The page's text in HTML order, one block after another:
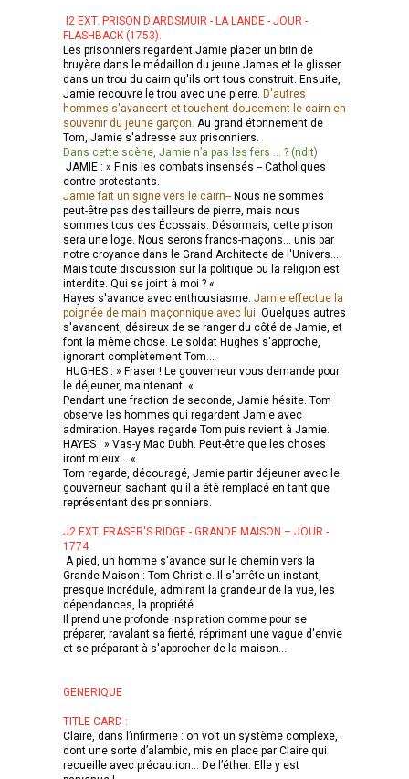
I2 EXT. PRISON D'ARDSMUIR - LA LANDE - JOUR -
FLASHBACK (1753).
Les prisonniers regardent Jamie placer un brin de
bruyère dans le médaillon du jeune James et le glisser
dans un trou du cairn qu'ils ont tous construit. Ensuite,
Jamie recouvre le trou avec une pierre. D'autres
hommes s'avancent et touchent doucement le cairn en
souvenir du jeune garçon. Au grand étonnement de
Tom, Jamie s'adresse aux prisonniers.
Dans cette scène, Jamie n’a pas les fers … ? (ndlt)
JAMIE : » Finis les combats insensés -- Catholiques
contre protestants.
Jamie fait un signe vers le cairn-- Nous ne sommes
peut-être pas des tailleurs de pierre, mais nous
sommes tous des Écossais. Désormais, cette prison
sera une loge. Nous serons francs-maçons... unis par
notre croyance dans le Grand Architecte de l'Univers...
Mais toute discussion sur la politique ou la religion est
interdite. Qui se joint à moi ? «
Hayes s'avance avec enthousiasme. Jamie effectue la
poignée de main maçonnique avec lui. Quelques autres
s'avancent, désireux de se ranger du côté de Jamie, et
font la même chose. Le soldat Hughes s'approche,
ignorant complètement Tom...
HUGHES : » Fraser ! Le gouverneur vous demande pour
le déjeuner, maintenant. «
Pendant une fraction de seconde, Jamie hésite. Tom
observe les hommes qui regardent Jamie avec
admiration. Hayes regarde Tom puis revient à Jamie.
HAYES : » Vas-y Mac Dubh. Peut-être que les choses
iront mieux... «
Tom regarde, découragé, Jamie partir déjeuner avec le
gouverneur, sachant qu'il a été remplacé en tant que
représentant des prisonniers.
J2 EXT. FRASER'S RIDGE - GRANDE MAISON – JOUR -
1774
A pied, un homme s'avance sur le chemin vers la
Grande Maison : Tom Christie. Il s'arrête un instant,
presque incrédule, admirant la grandeur de la vue, les
dépendances, la propriété.
Il prend une profonde inspiration comme pour se
préparer, ravalant sa fierté, réprimant une vague d'envie
et se préparant à s'approcher de la maison...
GENERIQUE
TITLE CARD :
Claire, dans l’infirmerie : on voit un système complexe,
dont une sorte d’alambic, mis en place par Claire qui
recueille avec précaution… De l’éther. Elle y est